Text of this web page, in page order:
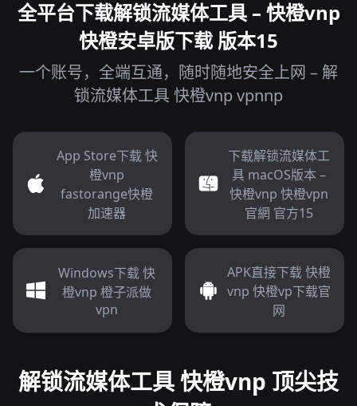
全平台下载解锁流媒体工具 – 快橙vnp
快橙安卓版下载 版本15
一个账号，全端互通，随时随地安全上网 – 解
锁流媒体工具 快橙vnp vpnnp
App Store下载 快
橙vnp
fastorange快橙
加速器
下载解锁流媒体工
具 macOS版本 –
快橙vnp 快橙vpn
官網 官方15
Windows下载 快
橙vnp 橙子派做
vpn
APK直接下载 快橙
vnp 快橙vp下载官
网
解锁流媒体工具 快橙vnp 顶尖技